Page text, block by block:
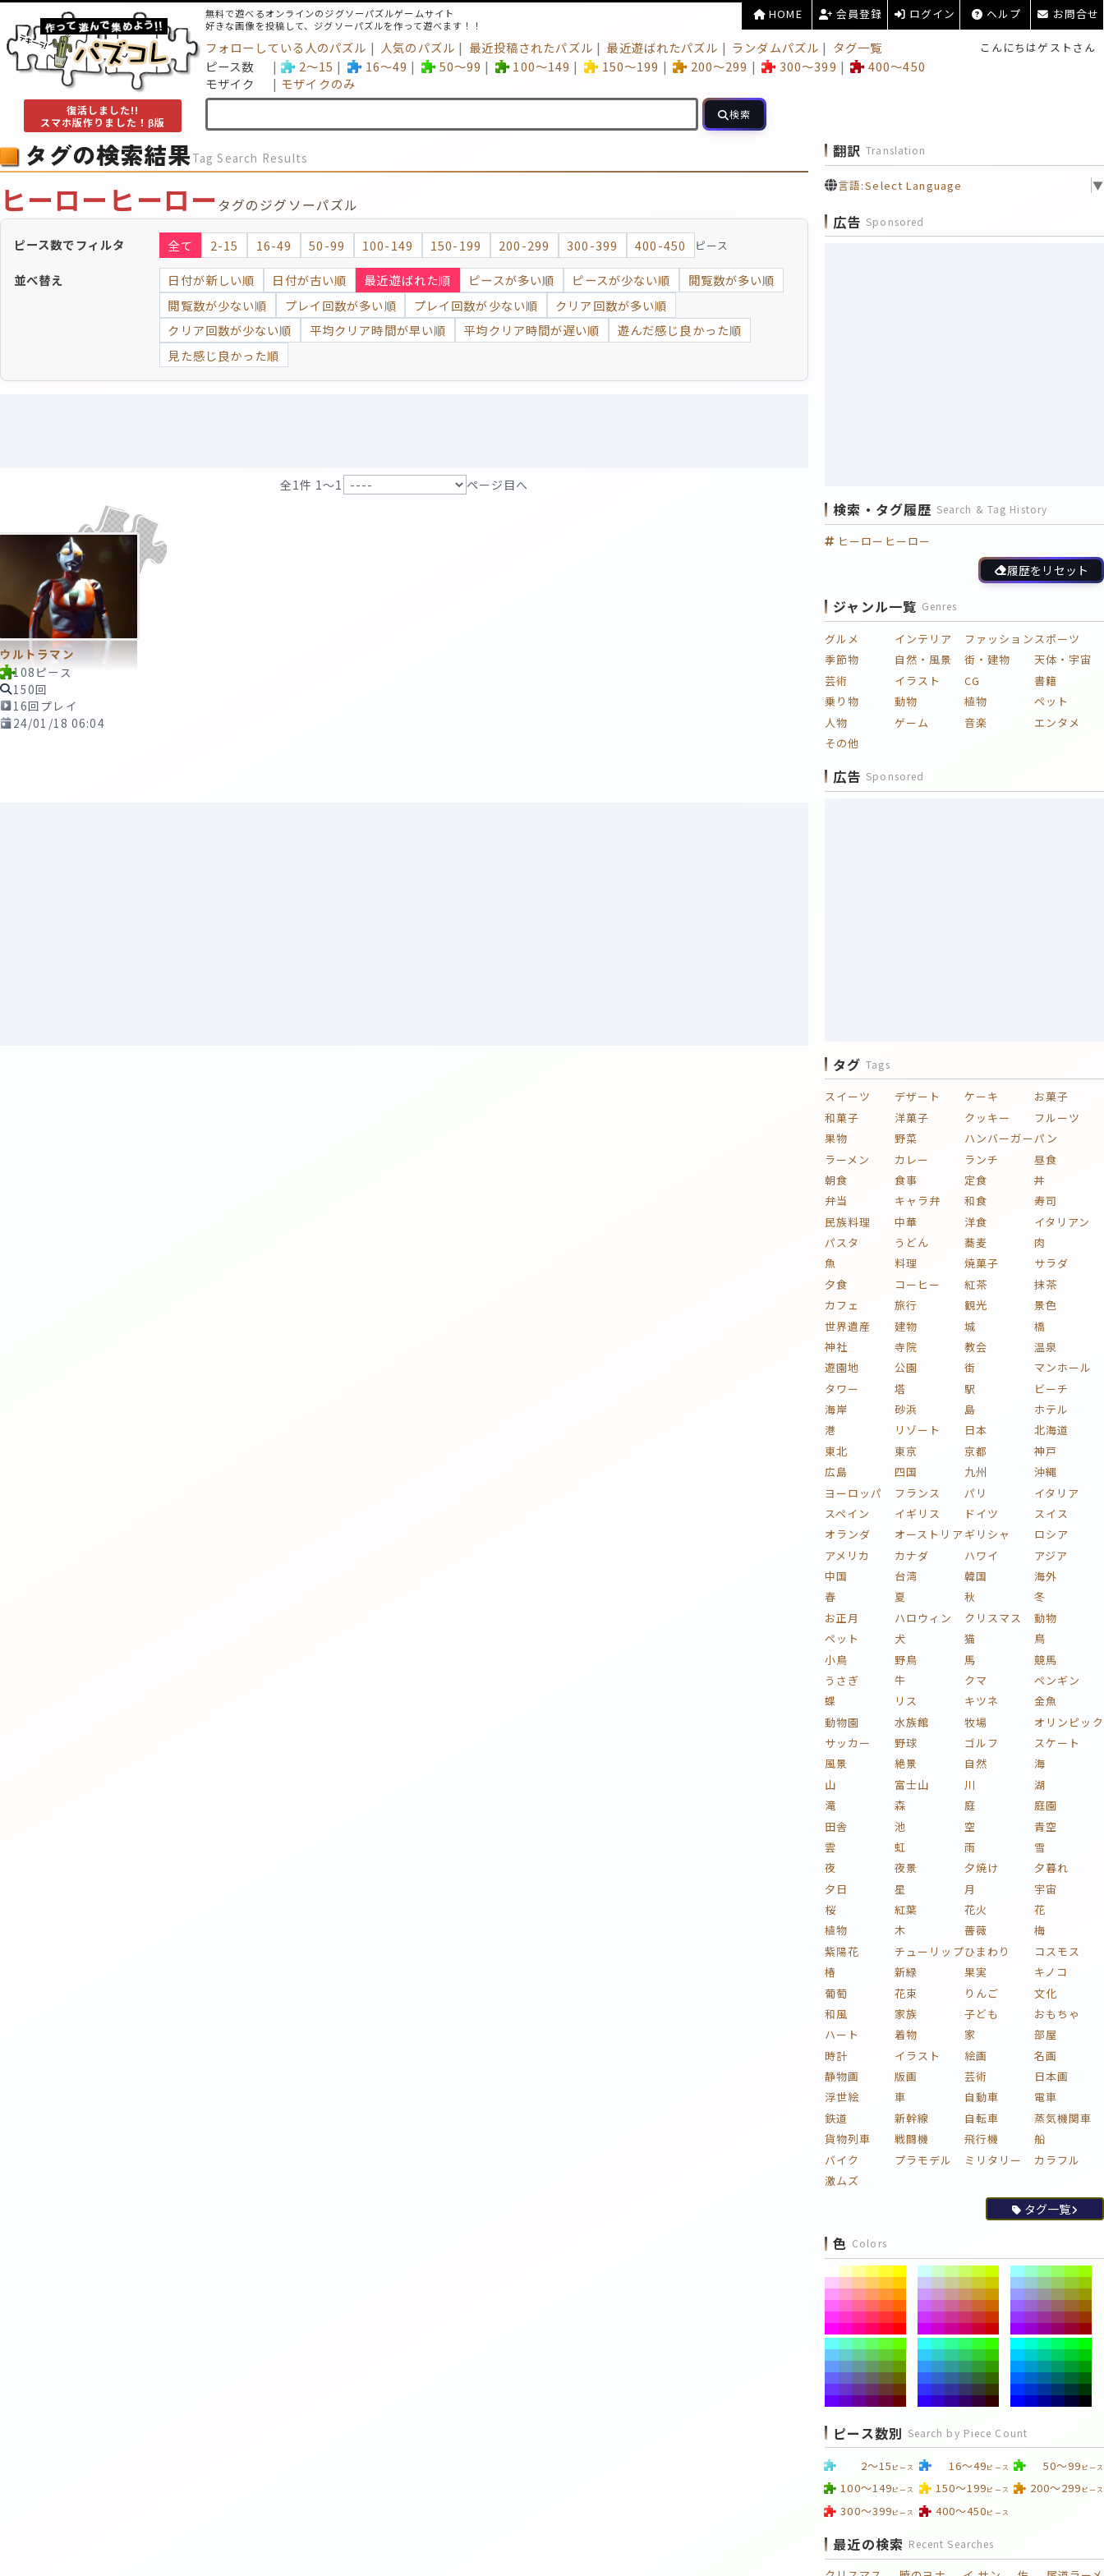
復活しました!!
スマホ版作りました！β版
検索
無料で遊べるオンラインのジグソーパズルゲームサイト
好きな画像を投稿して、ジグソーパズルを作って遊べます！！
HOME 会員登録 ログイン ヘルプ お問合せ
こんにちはゲストさん
フォローしている人のパズル 人気のパズル 最近投稿されたパズル 最近遊ばれたパズル ランダムパズル
タグ一覧
ピース数
2～15 16～49 50～99 100～149 150～199 200～299 300～399
400～450
モザイク
モザイクのみ
タグの検索結果Tag Search Results
ヒーローヒーロー タグのジグソーパズル
ピース数でフィルタ 全て 2-15 16-49 50-99 100-149 150-199 200-299 300-399 400-450 ピース
並べ替え 日付が新しい順 日付が古い順 最近遊ばれた順 ピースが多い順 ピースが少ない順
閲覧数が多い順
閲覧数が少ない順
プレイ回数が多い順 プレイ回数が少ない順
クリア回数が多い順
クリア回数が少ない順
平均クリア時間が早い順 平均クリア時間が遅い順
遊んだ感じ良かった順
見た感じ良かった順
全1件 1〜1 ページ目へ
ウルトラマン
108ピース
150回
16回プレイ
24/01/18 06:04
翻訳 Translation
言語:Select Language ▼
広告 Sponsored
検索・タグ履歴 Search & Tag History
ヒーローヒーロー
履歴をリセット
ジャンル一覧 Genres
グルメ インテリア ファッションスポーツ
季節物
自然・風景 街・建物
天体・宇宙
芸術
イラスト CG
書籍
乗り物
動物 植物
ペット
人物
ゲーム 音楽
エンタメ
その他
広告 Sponsored
タグ Tags
スイーツ デザート ケーキ
お菓子
和菓子
洋菓子 クッキー
フルーツ
果物
野菜 ハンバーガーパン
ラーメン
カレー ランチ
昼食
朝食
食事 定食
丼
弁当
キャラ弁 和食
寿司
民族料理
中華 洋食
イタリアン
パスタ
うどん 蕎麦
肉
魚
料理 焼菓子
サラダ
夕食
コーヒー 紅茶
抹茶
カフェ
旅行 観光
景色
世界遺産
建物 城
橋
神社
寺院 教会
温泉
遊園地
公園 街
マンホール
タワー
塔 駅
ビーチ
海岸
砂浜 島
ホテル
港
リゾート 日本
北海道
東北
東京 京都
神戸
広島
四国 九州
沖縄
ヨーロッパ
フランス パリ
イタリア
スペイン
イギリス ドイツ
スイス
オランダ
オーストリア ギリシャ
ロシア
アメリカ
カナダ ハワイ
アジア
中国
台湾 韓国
海外
春
夏 秋
冬
お正月
ハロウィン クリスマス
動物
ペット
犬 猫
鳥
小鳥
野鳥 馬
競馬
うさぎ
牛 クマ
ペンギン
蝶
リス キツネ
金魚
動物園
水族館 牧場
オリンピック
サッカー
野球 ゴルフ
スケート
風景
絶景 自然
海
山
富士山 川
湖
滝
森 庭
庭園
田舎
池 空
青空
雲
虹 雨
雪
夜
夜景 夕焼け
夕暮れ
夕日
星 月
宇宙
桜
紅葉 花火
花
植物
木 薔薇
梅
紫陽花
チューリップひまわり
コスモス
椿
新緑 果実
キノコ
葡萄
花束 りんご
文化
和風
家族 子ども
おもちゃ
ハート
着物 家
部屋
時計
イラスト 絵画
名画
静物画
版画 芸術
日本画
浮世絵
車 自動車
電車
鉄道
新幹線 自転車
蒸気機関車
貨物列車
戦闘機 飛行機
船
バイク
プラモデル ミリタリー
カラフル
激ムズ
タグ一覧
色 Colors
ピース数別 Search by Piece Count
2～15 ピース 16～49ピース 50～99 ピース
100～149ピース 150～199ピース 200～299 ピース
300～399ピース 400～450ピース
最近の検索 Recent Searches